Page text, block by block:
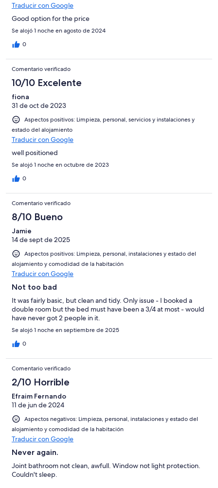
Traducir con Google
Good option for the price
Se alojó 1 noche en agosto de 2024
0
Comentario verificado
10/10 Excelente
fiona
31 de oct de 2023
Aspectos positivos: Limpieza, personal, servicios y instalaciones y
estado del alojamiento
Traducir con Google
well positioned
Se alojó 1 noche en octubre de 2023
0
Comentario verificado
8/10 Bueno
Jamie
14 de sept de 2025
Aspectos positivos: Limpieza, personal, instalaciones y estado del
alojamiento y comodidad de la habitación
Traducir con Google
Not too bad
It was fairly basic, but clean and tidy. Only issue - I booked a
double room but the bed must have been a 3/4 at most - would
have never got 2 people in it.
Se alojó 1 noche en septiembre de 2025
0
Comentario verificado
2/10 Horrible
Efraim Fernando
11 de jun de 2024
Aspectos negativos: Limpieza, personal, instalaciones y estado del
alojamiento y comodidad de la habitación
Traducir con Google
Never again.
Joint bathroom not clean, awfull. Window not light protection.
Couldn't sleep.